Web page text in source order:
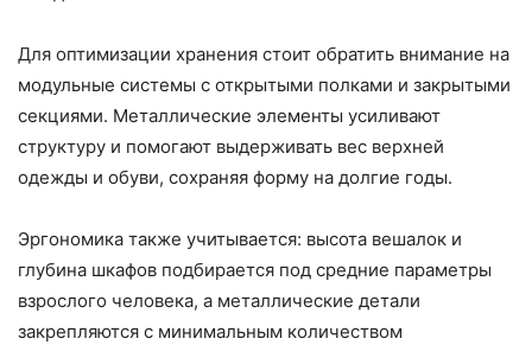
Для оптимизации хранения стоит обратить внимание на
модульные системы с открытыми полками и закрытыми
секциями. Металлические элементы усиливают
структуру и помогают выдерживать вес верхней
одежды и обуви, сохраняя форму на долгие годы.
Эргономика также учитывается: высота вешалок и
глубина шкафов подбирается под средние параметры
взрослого человека, а металлические детали
закрепляются с минимальным количеством